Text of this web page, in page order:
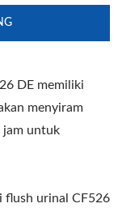
DE memiliki
menyiram
jam untuk
flush urinal CF526